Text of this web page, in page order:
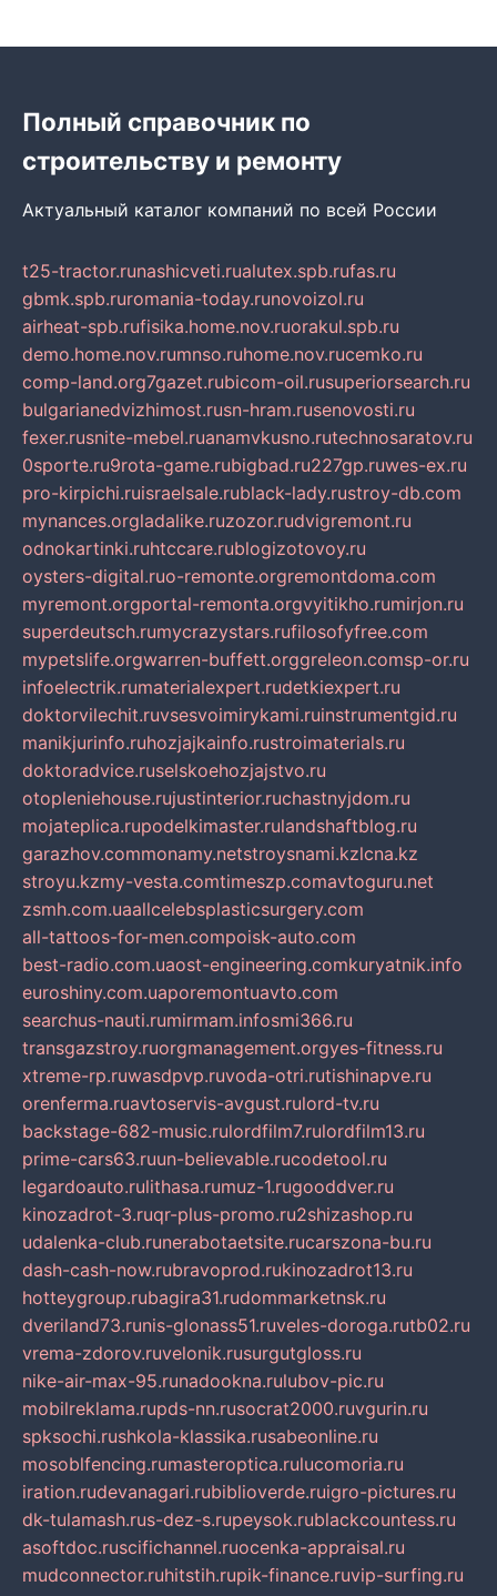
Полный справочник по
строительству и ремонту
Актуальный каталог компаний по всей России
t25-tractor.runashicveti.rualutex.spb.rufas.ru
gbmk.spb.ruromania-today.runovoizol.ru
airheat-spb.rufisika.home.nov.ruorakul.spb.ru
demo.home.nov.rumnso.ruhome.nov.rucemko.ru
comp-land.org7gazet.rubicom-oil.rusuperiorsearch.ru
bulgarianedvizhimost.rusn-hram.rusenovosti.ru
fexer.rusnite-mebel.ruanamvkusno.rutechnosaratov.ru
0sporte.ru9rota-game.rubigbad.ru227gp.ruwes-ex.ru
pro-kirpichi.ruisraelsale.rublack-lady.rustroy-db.com
mynances.orgladalike.ruzozor.rudvigremont.ru
odnokartinki.ruhtccare.rublogizotovoy.ru
oysters-digital.ruo-remonte.orgremontdoma.com
myremont.orgportal-remonta.orgvyitikho.rumirjon.ru
superdeutsch.rumycrazystars.rufilosofyfree.com
mypetslife.orgwarren-buffett.orggreleon.comsp-or.ru
infoelectrik.rumaterialexpert.rudetkiexpert.ru
doktorvilechit.ruvsesvoimirykami.ruinstrumentgid.ru
manikjurinfo.ruhozjajkainfo.rustroimaterials.ru
doktoradvice.ruselskoehozjajstvo.ru
otopleniehouse.rujustinterior.ruchastnyjdom.ru
mojateplica.rupodelkimaster.rulandshaftblog.ru
garazhov.commonamy.netstroysnami.kzlcna.kz
stroyu.kzmy-vesta.comtimeszp.comavtoguru.net
zsmh.com.uaallcelebsplasticsurgery.com
all-tattoos-for-men.compoisk-auto.com
best-radio.com.uaost-engineering.comkuryatnik.info
euroshiny.com.uaporemontuavto.com
searchus-nauti.rumirmam.infosmi366.ru
transgazstroy.ruorgmanagement.orgyes-fitness.ru
xtreme-rp.ruwasdpvp.ruvoda-otri.rutishinapve.ru
orenferma.ruavtoservis-avgust.rulord-tv.ru
backstage-682-music.rulordfilm7.rulordfilm13.ru
prime-cars63.ruun-believable.rucodetool.ru
legardoauto.rulithasa.rumuz-1.rugooddver.ru
kinozadrot-3.ruqr-plus-promo.ru2shizashop.ru
udalenka-club.runerabotaetsite.rucarszona-bu.ru
dash-cash-now.rubravoprod.rukinozadrot13.ru
hotteygroup.rubagira31.rudommarketnsk.ru
dveriland73.runis-glonass51.ruveles-doroga.rutb02.ru
vrema-zdorov.ruvelonik.rusurgutgloss.ru
nike-air-max-95.runadookna.rulubov-pic.ru
mobilreklama.rupds-nn.rusocrat2000.ruvgurin.ru
spksochi.rushkola-klassika.rusabeonline.ru
mosoblfencing.rumasteroptica.rulucomoria.ru
iration.rudevanagari.rubiblioverde.ruigro-pictures.ru
dk-tulamash.rus-dez-s.rupeysok.rublackcountess.ru
asoftdoc.ruscifichannel.ruocenka-appraisal.ru
mudconnector.ruhitstih.rupik-finance.ruvip-surfing.ru